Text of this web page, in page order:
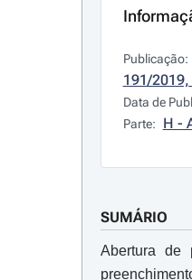
Publicação:
191/
Data de
Parte: H -
SUMÁRIO
Abertura de